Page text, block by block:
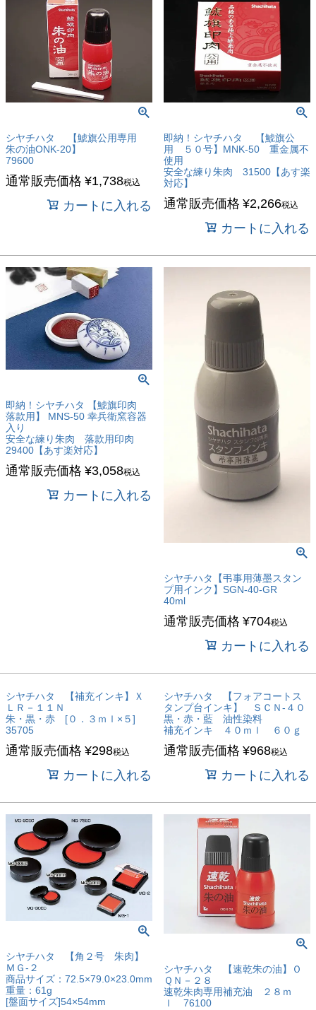
シヤチハタ 【鯱旗公用専用
朱の油ONK-20】
79600
通常販売価格 ¥1,738税込
カートに入れる
即納！シヤチハタ 【鯱旗公
用 ５０号】MNK-50 重金属不
使用
安全な練り朱肉 31500【あす楽
対応】
通常販売価格 ¥2,266税込
カートに入れる
即納！シヤチハタ 【鯱旗印肉
落款用】 MNS-50 幸兵衛窯容器
入り
安全な練り朱肉 落款用印肉
29400【あす楽対応】
通常販売価格 ¥3,058税込
カートに入れる
シヤチハタ【弔事用薄墨スタン
プ用インク】SGN-40-GR
40ml
通常販売価格 ¥704税込
カートに入れる
シヤチハタ 【補充インキ】Ｘ
ＬＲ－１１Ｎ
朱・黒・赤 [０．３ｍｌ×５]
35705
通常販売価格 ¥298税込
カートに入れる
シヤチハタ 【フォアコートス
タンプ台インキ】 ＳＣＮ-４０
黒・赤・藍 油性染料
補充インキ ４０ｍｌ ６０ｇ
通常販売価格 ¥968税込
カートに入れる
シヤチハタ 【角２号 朱肉】
ＭＧ-２
商品サイズ：72.5×79.0×23.0mm
重量：61g
[盤面サイズ]54×54mm
シヤチハタ 【速乾朱の油】Ｏ
ＱＮ－２８
速乾朱肉専用補充油 ２８ｍ
ｌ 76100